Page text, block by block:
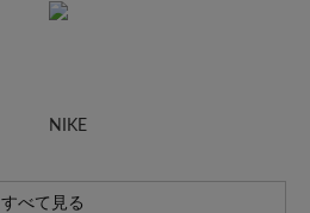
NIKE
すべて見る